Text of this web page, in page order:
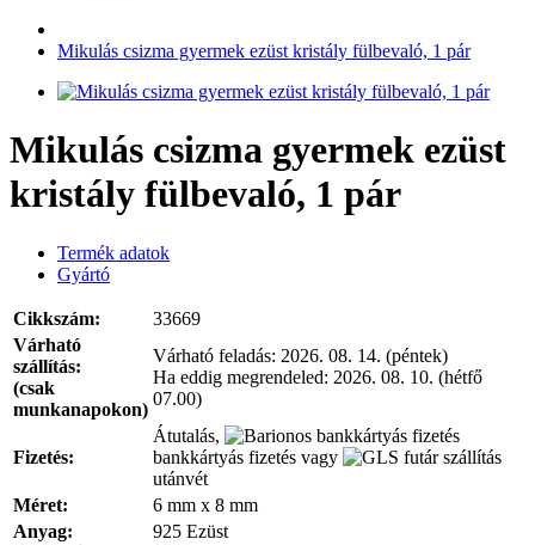
Mikulás csizma gyermek ezüst kristály fülbevaló, 1 pár
Mikulás csizma gyermek ezüst
kristály fülbevaló, 1 pár
Termék adatok
Gyártó
Cikkszám:
33669
Várható
szállítás:
(csak
munkanapokon)
Várható feladás: 2026. 08. 14. (péntek)
Ha eddig megrendeled: 2026. 08. 10. (hétfő
07.00)
Fizetés:
Átutalás,
bankkártyás fizetés vagy
utánvét
Méret:
6 mm x 8 mm
Anyag:
925 Ezüst